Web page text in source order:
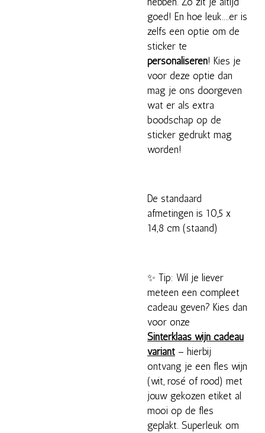
goed! En hoe leuk....er is
zelfs een optie om de
sticker te
personaliseren! Kies je
voor deze optie dan
mag je ons doorgeven
wat er als extra
boodschap op de
sticker gedrukt mag
worden!
De standaard
afmetingen is 10,5 x
14,8 cm (staand)
✨ Tip: Wil je liever
meteen een compleet
cadeau geven? Kies dan
voor onze
Sinterklaas wijn cadeau
variant – hierbij
ontvang je een fles wijn
(wit, rosé of rood) met
jouw gekozen etiket al
mooi op de fles
geplakt. Superleuk om